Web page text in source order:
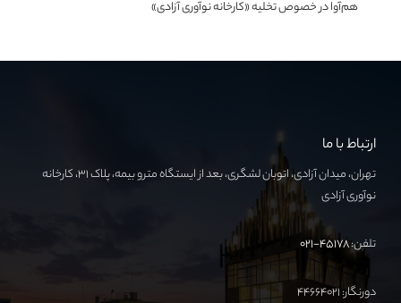
هم‌آوا در خصوص تخلیه «کارخانه نوآوری آزادی»
ارتباط با ما
تهران، میدان آزادی، اتوبان لشگری، بعد از ایستگاه مترو بیمه، پلاک ۳۱، کارخانه
نوآوری آزادی
تلفن:۴۵۱۷۸-۰۲۱
دورنگار: ۴۴۶۶۴۰۲۱